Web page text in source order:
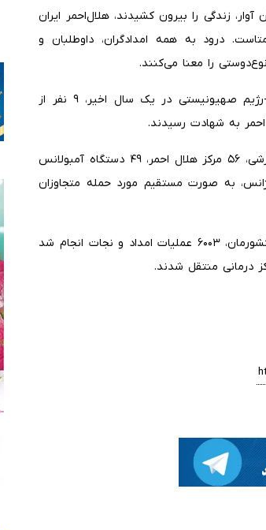
زندگی را بیرون کشیدند، هلال‌احمر ایران
‌درود به همه امدادگران، داوطلبان و
را معنا می‌کنند.
سخنگوی وزارت خارجه افزود: ‌در جربان دو جنگ‌ تحمیلی آمریکا-رژیم صهیونیستی در یک سال اخیر، ۹ نفر از
وی ادامه داد: ۳۵۰ مرکز درمانی، ۹۹۳ مدرسه، دانشگاه و مرکز آموزشی، ۵۶ مرکز هلال احمر، ۴۹ دستگاه آمبولانس
و اورژانس، به صورت مستقیم مورد حمله متجاوزان
بقائی عنوان کرد: ‌در جریان تجاوز نظامی اخیر آمریکا-اسرائیل به کشورمان، ۶۰۰۳ عملیات امداد و نجات انجام شد